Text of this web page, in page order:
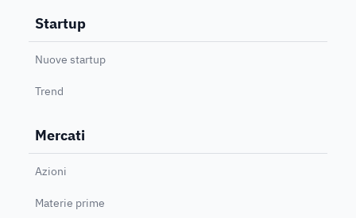
Startup
Nuove startup
Trend
Mercati
Azioni
Materie prime